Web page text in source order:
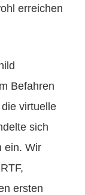
erreichen
Befahren
virtuelle
sich
ein. Wir
ersten